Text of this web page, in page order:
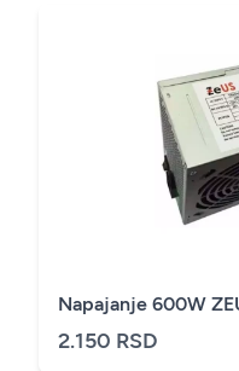
Napajanje 600W
2.150 RSD